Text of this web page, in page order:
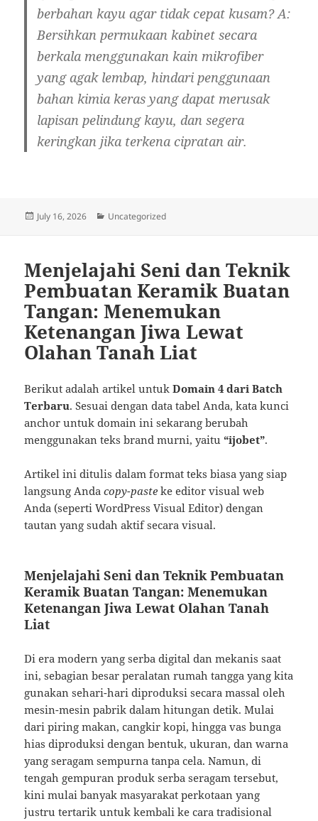
berbahan kayu agar tidak cepat kusam?A:
Bersihkan permukaan kabinet secara
berkala menggunakan kain mikrofiber
yang agak lembap, hindari penggunaan
bahan kimia keras yang dapat merusak
lapisan pelindung kayu, dan segera
keringkan jika terkena cipratan air.
Posted
July 16, 2026 Categories
Uncategorized
Menjelajahi Seni dan Teknik
Pembuatan Keramik Buatan
Tangan: Menemukan
Ketenangan Jiwa Lewat
Olahan Tanah Liat
Berikut adalah artikel untukDomain 4 dari Batch
Terbaru. Sesuai dengan data tabel Anda, kata kunci
anchor untuk domain ini sekarang berubah
menggunakan teks brand murni, yaitu“ijobet”.
Artikel ini ditulis dalam format teks biasa yang siap
langsung Andacopy-paste ke editor visual web
Anda (seperti WordPress Visual Editor) dengan
tautan yang sudah aktif secara visual.
Menjelajahi Seni dan Teknik Pembuatan
Keramik Buatan Tangan: Menemukan
Ketenangan Jiwa Lewat Olahan Tanah
Liat
Di era modern yang serba digital dan mekanis saat
ini, sebagian besar peralatan rumah tangga yang kita
gunakan sehari-hari diproduksi secara massal oleh
mesin-mesin pabrik dalam hitungan detik. Mulai
dari piring makan, cangkir kopi, hingga vas bunga
hias diproduksi dengan bentuk, ukuran, dan warna
yang seragam sempurna tanpa cela. Namun, di
tengah gempuran produk serba seragam tersebut,
kini mulai banyak masyarakat perkotaan yang
justru tertarik untuk kembali ke cara tradisional